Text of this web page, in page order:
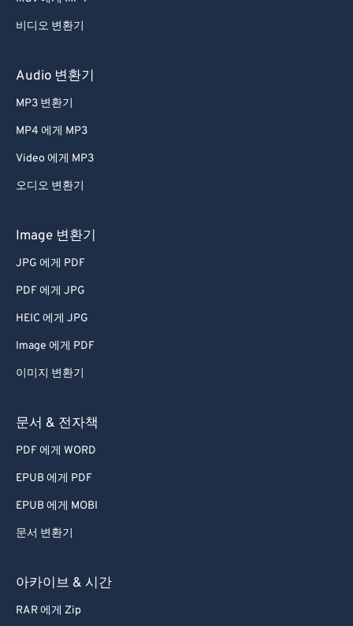
비디오 변환기
Audio 변환기
MP3 변환기
MP4 에게 MP3
Video 에게 MP3
오디오 변환기
Image 변환기
JPG 에게 PDF
PDF 에게 JPG
HEIC 에게 JPG
Image 에게 PDF
이미지 변환기
문서 & 전자책
PDF 에게 WORD
EPUB 에게 PDF
EPUB 에게 MOBI
문서 변환기
아카이브 & 시간
RAR 에게 Zip